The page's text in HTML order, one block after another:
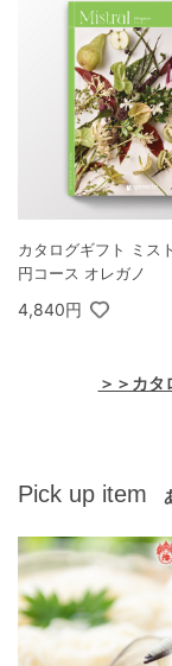
カタログギフト ミス
円コース オレガノ
4,840円
＞＞カタ
Pick up item